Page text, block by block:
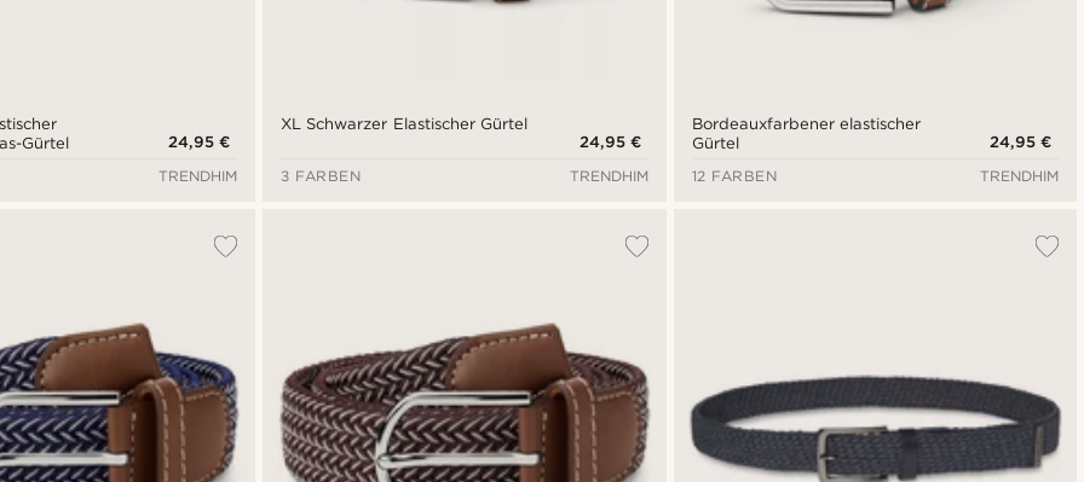
Gürtel
24,95 €
TRENDHIM
XL Schwarzer Elastischer Gürtel
24,95 €
3 FARBEN
TRENDHIM
Bordeauxfarbener elastischer
Gürtel
24,95 €
12 FARBEN
TRENDHIM